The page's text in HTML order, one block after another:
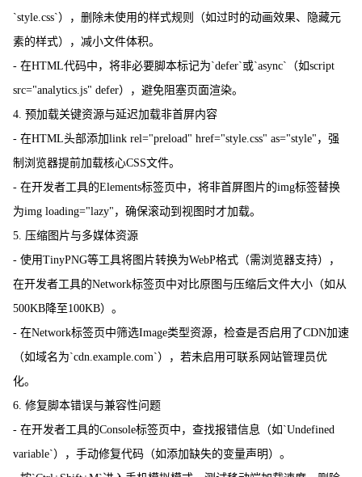
`style.css`），删除未使用的样式规则（如过时的动画效果、隐藏元
素的样式），减小文件体积。
- 在HTML代码中，将非必要脚本标记为`defer`或`async`（如script
src="analytics.js" defer），避免阻塞页面渲染。
4. 预加载关键资源与延迟加载非首屏内容
- 在HTML头部添加link rel="preload" href="style.css" as="style"，强
制浏览器提前加载核心CSS文件。
- 在开发者工具的Elements标签页中，将非首屏图片的img标签替换
为img loading="lazy"，确保滚动到视图时才加载。
5. 压缩图片与多媒体资源
- 使用TinyPNG等工具将图片转换为WebP格式（需浏览器支持），
在开发者工具的Network标签页中对比原图与压缩后文件大小（如从
500KB降至100KB）。
- 在Network标签页中筛选Image类型资源，检查是否启用了CDN加速
（如域名为`cdn.example.com`），若未启用可联系网站管理员优
化。
6. 修复脚本错误与兼容性问题
- 在开发者工具的Console标签页中，查找报错信息（如`Undefined
variable`），手动修复代码（如添加缺失的变量声明）。